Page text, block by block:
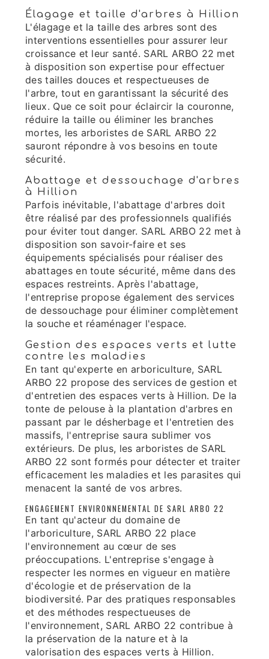
Élagage et taille d'arbres à Hillion
L'élagage et la taille des arbres sont des
interventions essentielles pour assurer leur
croissance et leur santé. SARL ARBO 22 met
à disposition son expertise pour effectuer
des tailles douces et respectueuses de
l'arbre, tout en garantissant la sécurité des
lieux. Que ce soit pour éclaircir la couronne,
réduire la taille ou éliminer les branches
mortes, les arboristes de SARL ARBO 22
sauront répondre à vos besoins en toute
sécurité.
Abattage et dessouchage d'arbres
à Hillion
Parfois inévitable, l'abattage d'arbres doit
être réalisé par des professionnels qualifiés
pour éviter tout danger. SARL ARBO 22 met à
disposition son savoir-faire et ses
équipements spécialisés pour réaliser des
abattages en toute sécurité, même dans des
espaces restreints. Après l'abattage,
l'entreprise propose également des services
de dessouchage pour éliminer complètement
la souche et réaménager l'espace.
Gestion des espaces verts et lutte
contre les maladies
En tant qu'experte en arboriculture, SARL
ARBO 22 propose des services de gestion et
d'entretien des espaces verts à Hillion. De la
tonte de pelouse à la plantation d'arbres en
passant par le désherbage et l'entretien des
massifs, l'entreprise saura sublimer vos
extérieurs. De plus, les arboristes de SARL
ARBO 22 sont formés pour détecter et traiter
efficacement les maladies et les parasites qui
menacent la santé de vos arbres.
ENGAGEMENT ENVIRONNEMENTAL DE SARL ARBO 22
En tant qu'acteur du domaine de
l'arboriculture, SARL ARBO 22 place
l'environnement au cœur de ses
préoccupations. L'entreprise s'engage à
respecter les normes en vigueur en matière
d'écologie et de préservation de la
biodiversité. Par des pratiques responsables
et des méthodes respectueuses de
l'environnement, SARL ARBO 22 contribue à
la préservation de la nature et à la
valorisation des espaces verts à Hillion.